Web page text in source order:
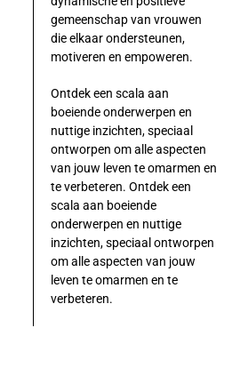
gemeenschap van vrouwen
die elkaar ondersteunen,
motiveren en empoweren.
Ontdek een scala aan
boeiende onderwerpen en
nuttige inzichten, speciaal
ontworpen om alle aspecten
van jouw leven te omarmen en
te verbeteren. Ontdek een
scala aan boeiende
onderwerpen en nuttige
inzichten, speciaal ontworpen
om alle aspecten van jouw
leven te omarmen en te
verbeteren.